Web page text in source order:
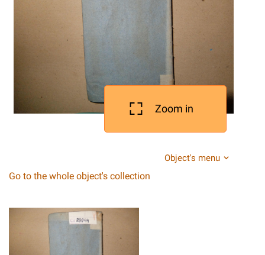
Zoom in
Object's menu
Go to the whole object's collection